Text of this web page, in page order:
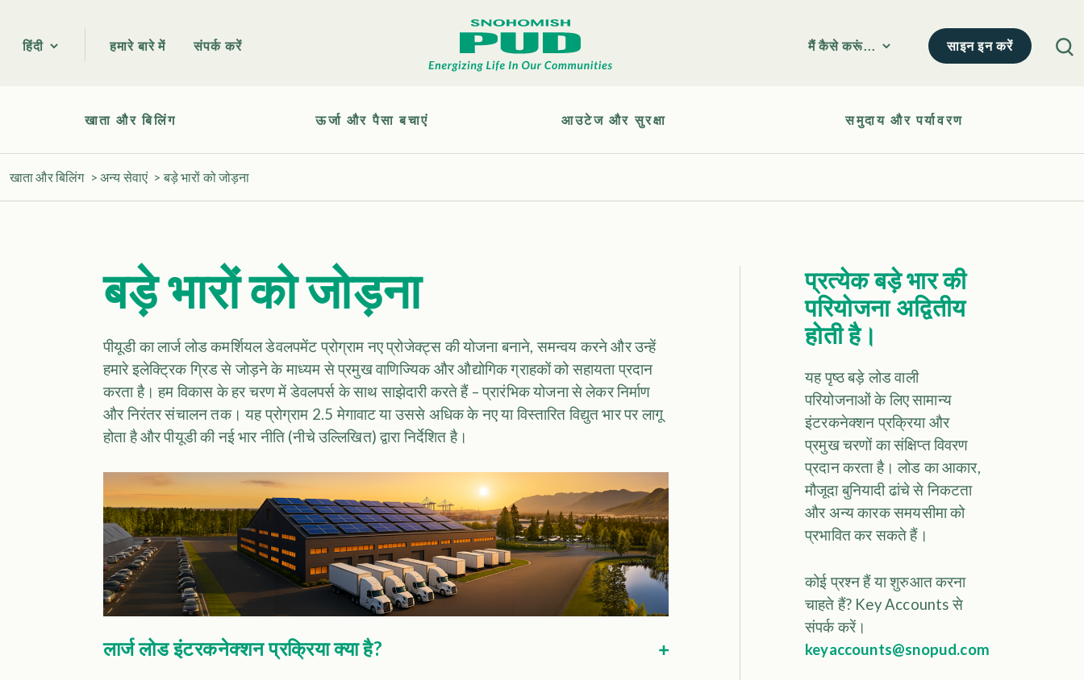
हिंदी हमारे बारे में संपर्क करें मैं कैसे करूं... साइन इन करें
खाता और बिलिंग ऊर्जा और पैसा बचाएं आउटेज और सुरक्षा समुदाय और पर्यावरण
खाता और बिलिंग > अन्य सेवाएं >बड़े भारों को जोड़ना
बड़े भारों को जोड़ना
पीयूडी का लार्ज लोड कमर्शियल डेवलपमेंट प्रोग्राम नए प्रोजेक्ट्स की योजना बनाने, समन्वय करने और उन्हें
हमारे इलेक्ट्रिक ग्रिड से जोड़ने के माध्यम से प्रमुख वाणिज्यिक और औद्योगिक ग्राहकों को सहायता प्रदान
करता है। हम विकास के हर चरण में डेवलपर्स के साथ साझेदारी करते हैं – प्रारंभिक योजना से लेकर निर्माण
और निरंतर संचालन तक। यह प्रोग्राम 2.5 मेगावाट या उससे अधिक के नए या विस्तारित विद्युत भार पर लागू
होता है और पीयूडी की नई भार नीति (नीचे उल्लिखित) द्वारा निर्देशित है।
लार्ज लोड इंटरकनेक्शन प्रक्रिया क्या है?
प्रत्येक बड़े भार की
परियोजना अद्वितीय
होती है।
यह पृष्ठ बड़े लोड वाली
परियोजनाओं के लिए सामान्य
इंटरकनेक्शन प्रक्रिया और
प्रमुख चरणों का संक्षिप्त विवरण
प्रदान करता है। लोड का आकार,
मौजूदा बुनियादी ढांचे से निकटता
और अन्य कारक समयसीमा को
प्रभावित कर सकते हैं।
कोई प्रश्न हैं या शुरुआत करना
चाहते हैं? Key Accounts से
संपर्क करें।
keyaccounts@snopud.com